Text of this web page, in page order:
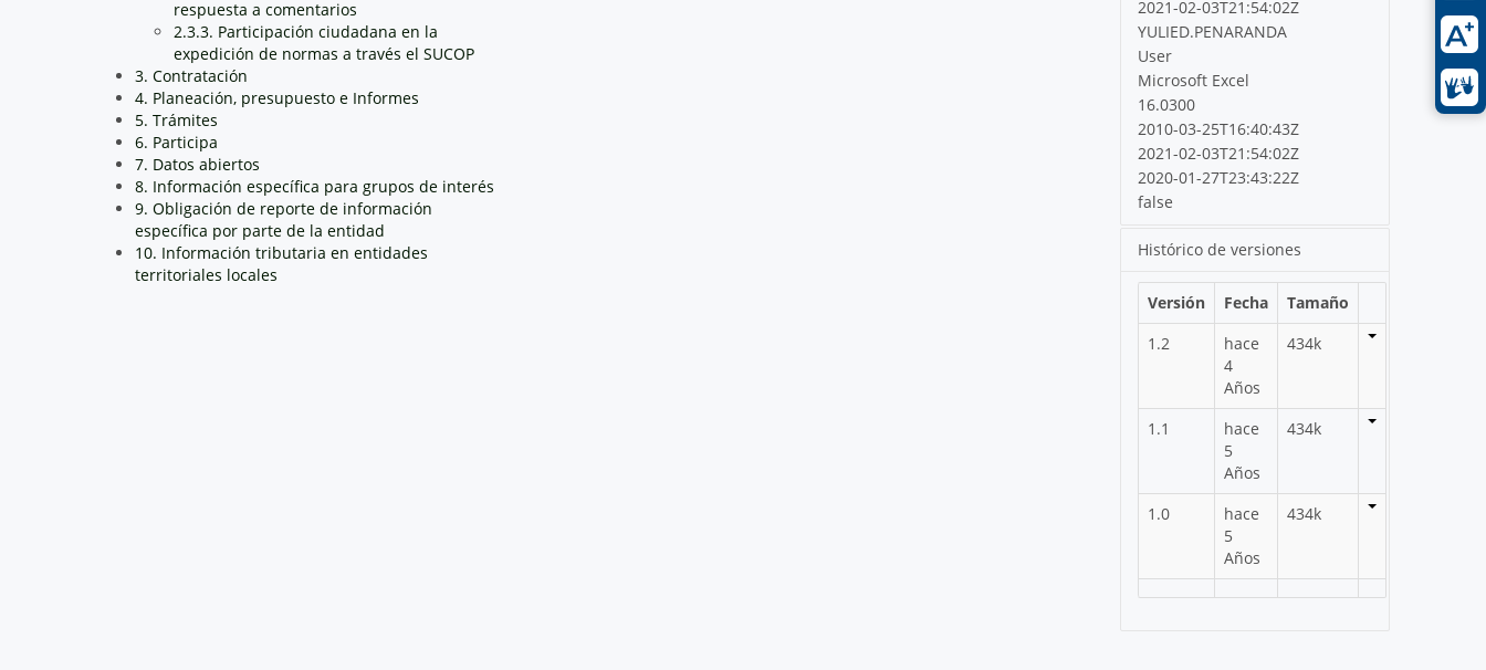
respuesta a comentarios
2.3.3. Participación ciudadana en la
expedición de normas a través el SUCOP
3. Contratación
4. Planeación, presupuesto e Informes
5. Trámites
6. Participa
7. Datos abiertos
8. Información específica para grupos de interés
9. Obligación de reporte de información
específica por parte de la entidad
10. Información tributaria en entidades
territoriales locales
2021-02-03T21:54:02Z
YULIED.PENARANDA
User
Microsoft Excel
16.0300
2010-03-25T16:40:43Z
2021-02-03T21:54:02Z
2020-01-27T23:43:22Z
false
Histórico de versiones
Versión Fecha
Tamaño
1.2
hace
4
Años
434k
1.1
hace
5
Años
434k
1.0
hace
5
Años
434k